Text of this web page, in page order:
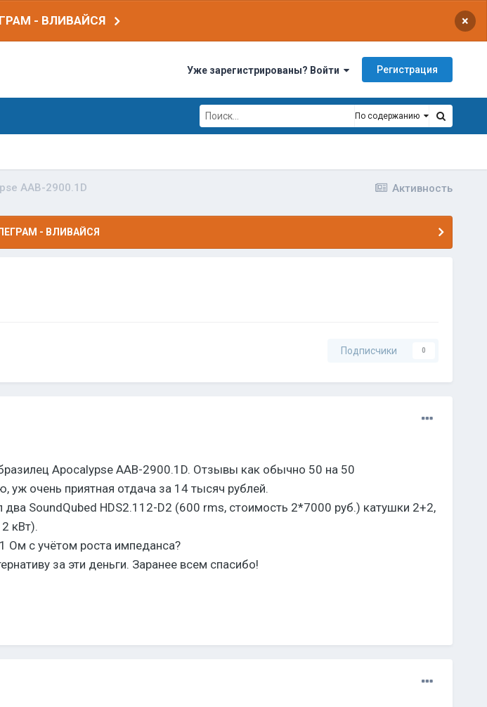
- ВЛИВАЙСЯ ×
Уже зарегистрированы? Войти Регистрация
По содержанию
Активность
AAB-2900.1D
- ВЛИВАЙСЯ
Подписчики 0
Apocalypse AAB-2900.1D. Отзывы как обычно 50 на 50
уж очень приятная отдача за 14 тысяч рублей.
SoundQubed HDS2.112-D2 (600 rms, стоимость 2*7000 руб.) катушки 2+2,
кВт).
Ом с учётом роста импеданса?
за эти деньги. Заранее всем спасибо!